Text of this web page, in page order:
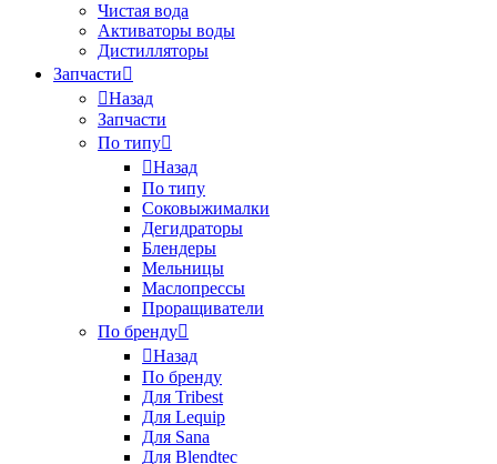
Чистая вода
Активаторы воды
Дистилляторы
Запчасти
Назад
Запчасти
По типу
Назад
По типу
Соковыжималки
Дегидраторы
Блендеры
Мельницы
Маслопрессы
Проращиватели
По бренду
Назад
По бренду
Для Tribest
Для Lequip
Для Sana
Для Blendtec